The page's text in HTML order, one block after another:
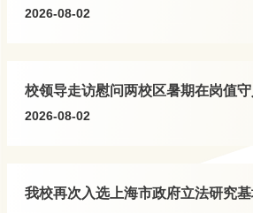
研讨会不仅理清了教育体制改革的协同方向，更
发展的整体工作布局。交流研讨环节，双方聚焦
问题，围绕信息化项目全流程管理、校园数据治
交流先进举措，相互借鉴建设经验，达成
2026-08-02
校领导走访慰问两校区暑期在岗值
2026-08-02
我校再次入选上海市政府立法研究